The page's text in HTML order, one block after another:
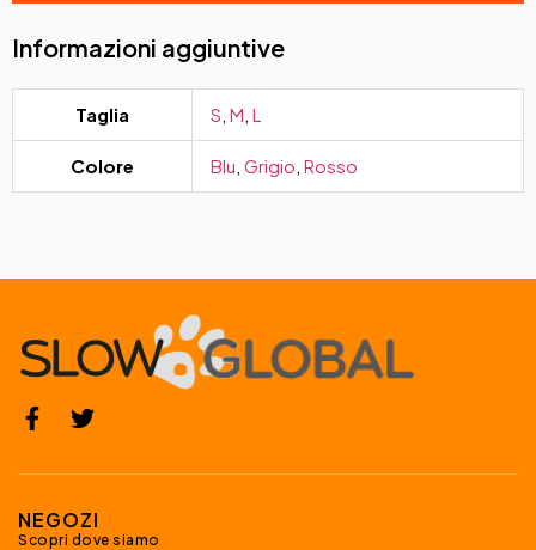
Informazioni aggiuntive
Taglia S, M, L
Colore Blu, Grigio, Rosso
NEGOZI
Scopri dove siamo